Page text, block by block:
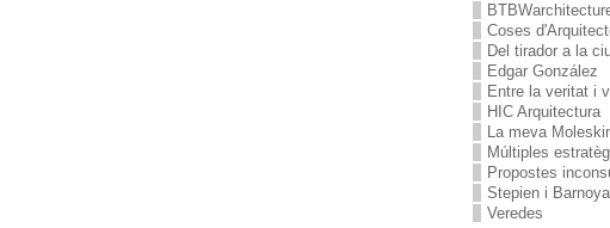
Coses
Del tirador a la
Edgar González
Entre la veritat i
HIC Arquitectura
La meva
Múltiples
Propostes
Stepien i
Veredes